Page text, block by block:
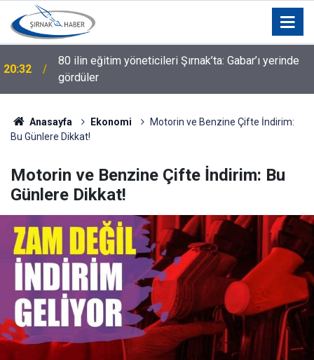
20:32
80 ilin eğitim yöneticileri Şırnak’ta: Gabar’ı yerinde
gördüler
Anasayfa Ekonomi
Motorin ve Benzine Çifte İndirim:
Bu Günlere Dikkat!
Motorin ve Benzine Çifte İndirim: Bu
Günlere Dikkat!